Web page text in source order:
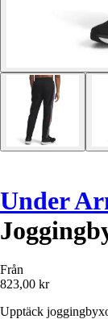
Under
Från
823,00 kr
Upptäck